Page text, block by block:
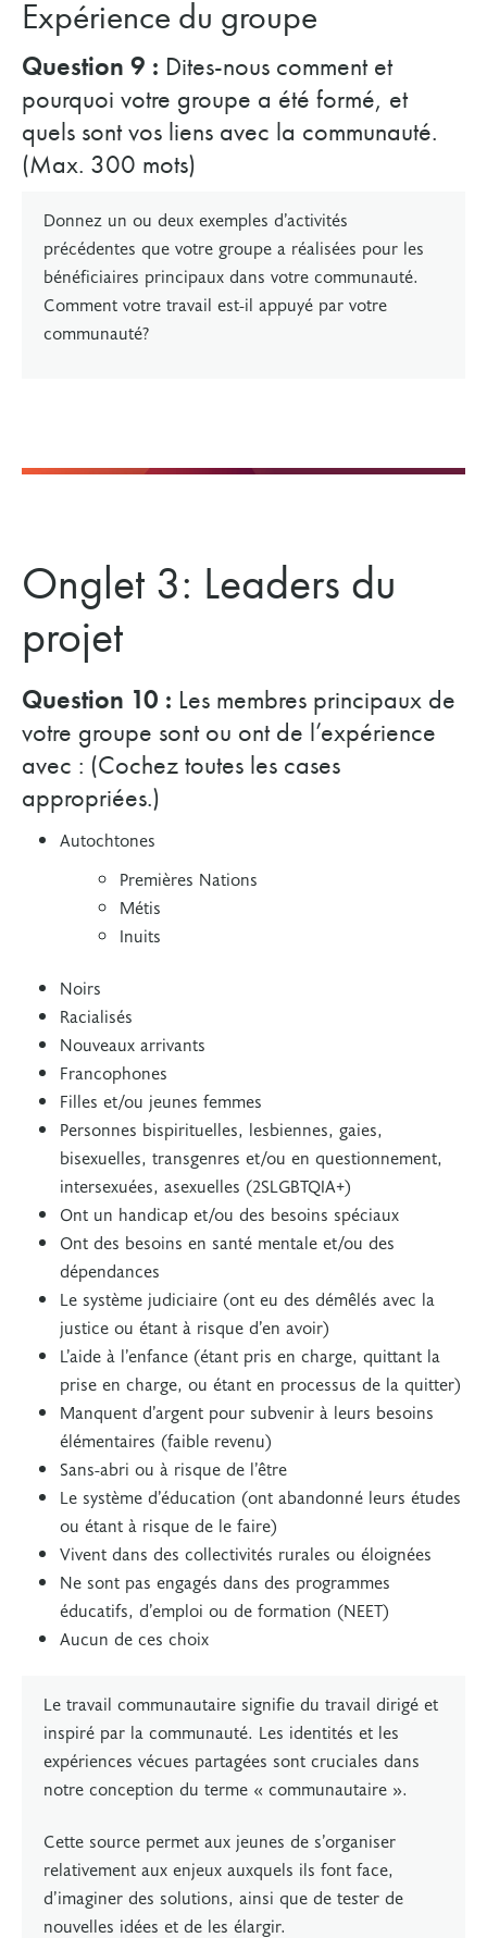
Expérience du groupe
Question 9 : Dites-nous comment et
pourquoi votre groupe a été formé, et
quels sont vos liens avec la communauté.
(Max. 300 mots)
Donnez un ou deux exemples d’activités
précédentes que votre groupe a réalisées pour les
bénéficiaires principaux dans votre communauté.
Comment votre travail est-il appuyé par votre
communauté?
Onglet 3: Leaders du
projet
Question 10 : Les membres principaux de
votre groupe sont ou ont de l’expérience
avec : (Cochez toutes les cases
appropriées.)
Autochtones
Premières Nations
Métis
Inuits
Noirs
Racialisés
Nouveaux arrivants
Francophones
Filles et/ou jeunes femmes
Personnes bispirituelles, lesbiennes, gaies,
bisexuelles, transgenres et/ou en questionnement,
intersexuées, asexuelles (2SLGBTQIA+)
Ont un handicap et/ou des besoins spéciaux
Ont des besoins en santé mentale et/ou des
dépendances
Le système judiciaire (ont eu des démêlés avec la
justice ou étant à risque d’en avoir)
L’aide à l’enfance (étant pris en charge, quittant la
prise en charge, ou étant en processus de la quitter)
Manquent d’argent pour subvenir à leurs besoins
élémentaires (faible revenu)
Sans-abri ou à risque de l’être
Le système d’éducation (ont abandonné leurs études
ou étant à risque de le faire)
Vivent dans des collectivités rurales ou éloignées
Ne sont pas engagés dans des programmes
éducatifs, d’emploi ou de formation (NEET)
Aucun de ces choix
Le travail communautaire signifie du travail dirigé et
inspiré par la communauté. Les identités et les
expériences vécues partagées sont cruciales dans
notre conception du terme « communautaire ».
Cette source permet aux jeunes de s’organiser
relativement aux enjeux auxquels ils font face,
d’imaginer des solutions, ainsi que de tester de
nouvelles idées et de les élargir.